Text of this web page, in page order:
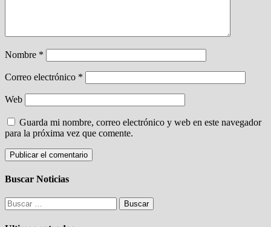
Nombre *
Correo electrónico *
Web
Guarda mi nombre, correo electrónico y web en este navegador
para la próxima vez que comente.
Buscar Noticias
Buscar: